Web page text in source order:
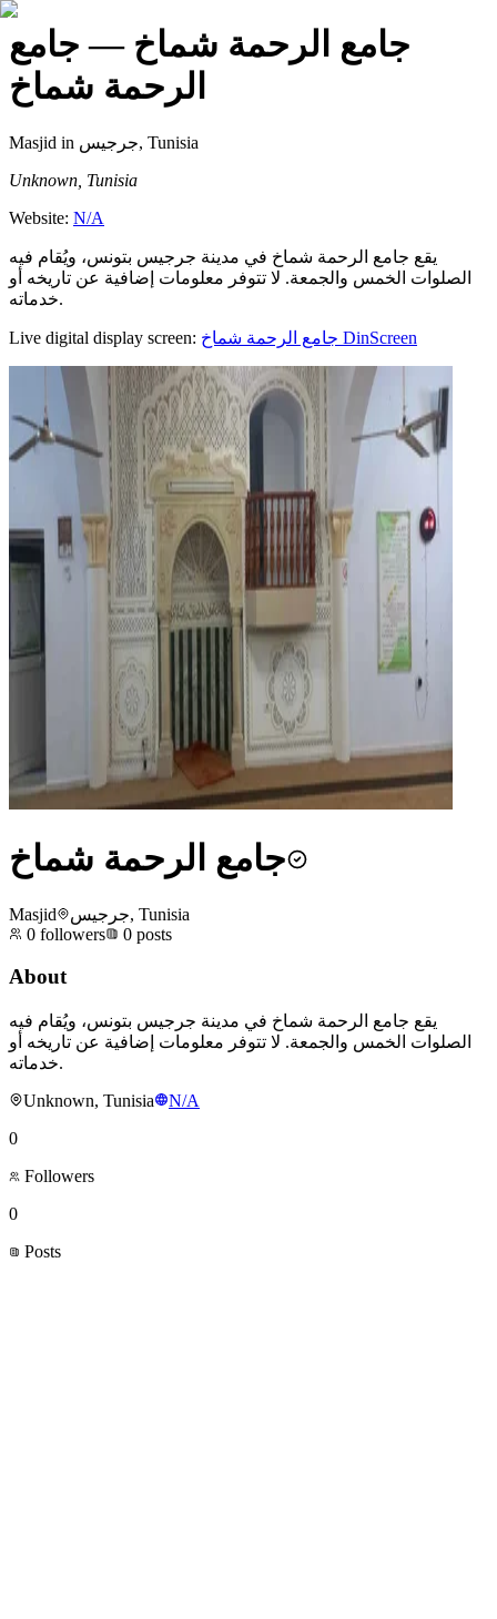
جامع الرحمة شماخ — جامع
الرحمة شماخ
Masjid
in جرجيس, Tunisia
Unknown, Tunisia
Website: N/A
يقع جامع الرحمة شماخ في مدينة جرجيس بتونس، ويُقام فيه
الصلوات الخمس والجمعة. لا تتوفر معلومات إضافية عن تاريخه أو
خدماته.
Live digital display screen: جامع الرحمة شماخ DinScreen
جامع الرحمة شماخ
Masjid
جرجيس, Tunisia
0 followers 0 posts
About
يقع جامع الرحمة شماخ في مدينة جرجيس بتونس، ويُقام فيه
الصلوات الخمس والجمعة. لا تتوفر معلومات إضافية عن تاريخه أو
خدماته.
Unknown, Tunisia
N/A
0
Followers
0
Posts